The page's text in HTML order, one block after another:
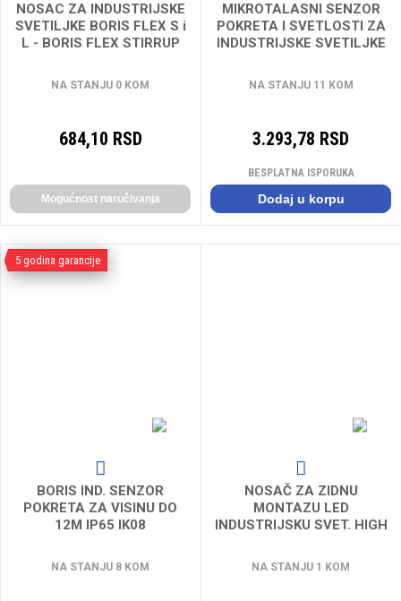
NOSAC ZA INDUSTRIJSKE
SVETILJKE BORIS FLEX S i
L - BORIS FLEX STIRRUP
NA STANJU 0 KOM
684,10 RSD
Mogućnost naručivanja
MIKROTALASNI SENZOR
POKRETA I SVETLOSTI ZA
INDUSTRIJSKE SVETILJKE
NA STANJU 11 KOM
3.293,78 RSD
BESPLATNA ISPORUKA
Dodaj u korpu
BORIS IND. SENZOR
POKRETA ZA VISINU DO
12M IP65 IK08
NA STANJU 8 KOM
5 godina garancije
NOSAČ ZA ZIDNU
MONTAZU LED
INDUSTRIJSKU SVET. HIGH
LEDVANCE***
NA STANJU 1 KOM